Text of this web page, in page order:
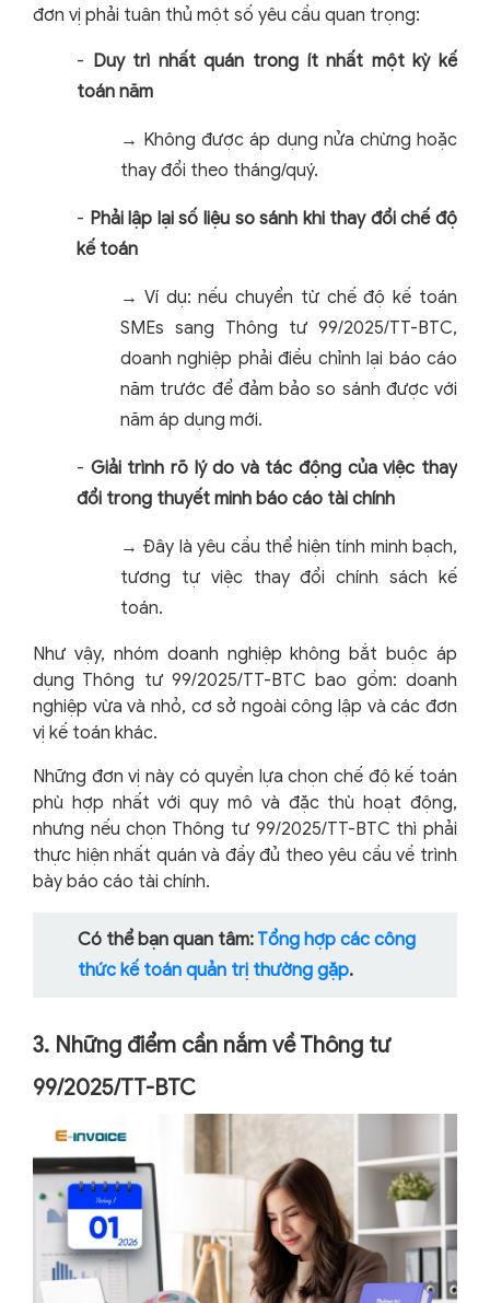
đơn vị phải tuân thủ một số yêu cầu quan trọng:
- Duy trì nhất quán trong ít nhất một kỳ kế
toán năm
→ Không được áp dụng nửa chừng hoặc
thay đổi theo tháng/quý.
- Phải lập lại số liệu so sánh khi thay đổi chế độ
kế toán
→ Ví dụ: nếu chuyển từ chế độ kế toán
SMEs sang Thông tư 99/2025/TT-BTC,
doanh nghiệp phải điều chỉnh lại báo cáo
năm trước để đảm bảo so sánh được với
năm áp dụng mới.
- Giải trình rõ lý do và tác động của việc thay
đổi trong thuyết minh báo cáo tài chính
→ Đây là yêu cầu thể hiện tính minh bạch,
tương tự việc thay đổi chính sách kế
toán.
Như vậy, nhóm doanh nghiệp không bắt buộc áp
dụng Thông tư 99/2025/TT-BTC bao gồm: doanh
nghiệp vừa và nhỏ, cơ sở ngoài công lập và các đơn
vị kế toán khác.
Những đơn vị này có quyền lựa chọn chế độ kế toán
phù hợp nhất với quy mô và đặc thù hoạt động,
nhưng nếu chọn Thông tư 99/2025/TT-BTC thì phải
thực hiện nhất quán và đầy đủ theo yêu cầu về trình
bày báo cáo tài chính.
Có thể bạn quan tâm: Tổng hợp các công
thức kế toán quản trị thường gặp.
3. Những điểm cần nắm về Thông tư
99/2025/TT-BTC